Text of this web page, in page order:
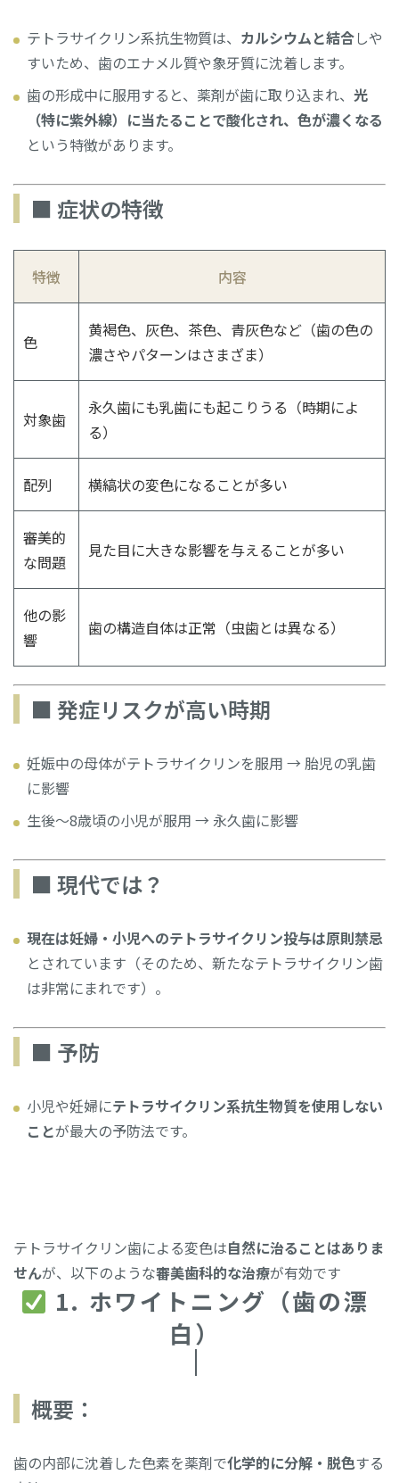
テトラサイクリン系抗生物質は、 カルシウムと結合しや
すいため、歯のエナメル質や象牙質に沈着します。
歯の形成中に服用すると、薬剤が歯に取り込まれ、 光
（特に紫外線）に当たることで酸化され、色が濃くなる
という特徴があります。
■ 症状の特徴
特徴 内容
色
黄褐色、灰色、茶色、青灰色など（歯の色の
濃さやパターンはさまざま）
対象歯
永久歯にも乳歯にも起こりうる（時期によ
る）
配列 横縞状の変色になることが多い
審美的
な問題
見た目に大きな影響を与えることが多い
他の影
響
歯の構造自体は正常（虫歯とは異なる）
■ 発症リスクが高い時期
妊娠中の母体がテトラサイクリンを服用 → 胎児の乳歯
に影響
生後〜8歳頃の小児が服用 → 永久歯に影響
■ 現代では？
現在は妊婦・小児へのテトラサイクリン投与は原則禁忌
とされています（そのため、新たなテトラサイクリン歯
は非常にまれです）。
■ 予防
小児や妊婦にテトラサイクリン系抗生物質を使用しない
ことが最大の予防法です。
テトラサイクリン歯による変色は自然に治ることはありま
せんが、以下のような審美歯科的な治療が有効です
1. ホワイトニング（歯の漂
白）
概要：
歯の内部に沈着した色素を薬剤で化学的に分解・脱色する